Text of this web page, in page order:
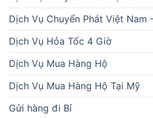
Dịch Vụ Chuyển Phát Việt Nam
Dịch Vụ Hỏa Tốc 4 Giờ
Dịch Vụ Mua Hàng Hộ
Dịch Vụ Mua Hàng Hộ Tại Mỹ
Gửi hàng đi Bỉ